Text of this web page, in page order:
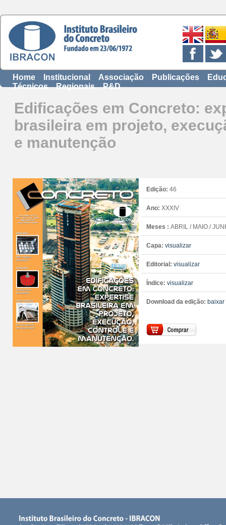
Home Institucional Associação Publicações
Técnicos
Regionais P&D
Edificações em Concreto:
brasileira em projeto,
e manutenção
Edição: 46
Ano: XXXIV
Meses : ABRIL / MAIO /
Capa: visualizar
Editorial: visualizar
Índice: visualizar
Download da edição: baixar